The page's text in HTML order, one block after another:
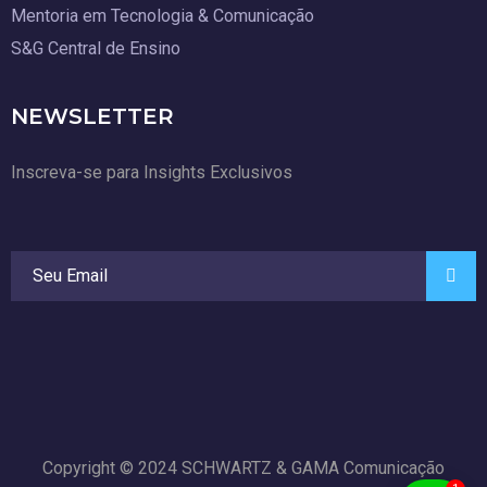
Mentoria em Tecnologia & Comunicação
S&G Central de Ensino
NEWSLETTER
Inscreva-se para Insights Exclusivos
Copyright © 2024 SCHWARTZ & GAMA Comunicação